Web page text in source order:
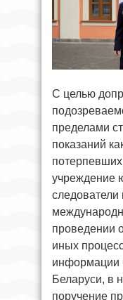
С целью
пределами
показаний
учреждение
следователи
проведении
иных
информации
Беларуси, в
поручение